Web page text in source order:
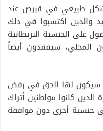
بشكل طبيعي في قبرص عند
والذين اكتسبوا في ذلك
على الجنسية البريطانية
المحلي، سيفقدون أيضاً
لها الحق في رفض
الذين كانوا مواطنين أتراك
جنسية أخرى دون موافقة